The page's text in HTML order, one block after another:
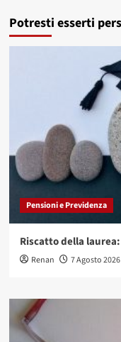
Potresti esserti
Pensioni e Previdenza
Riscatto della
Renan 7 Agosto 2026